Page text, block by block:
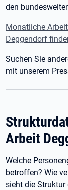
den
Monatliche
Deggendorf
Suchen Sie
mit unserem
Arbeit
Welche
betroffen? Wie
sieht die